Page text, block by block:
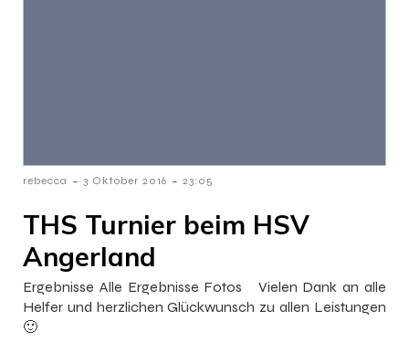
rebecca - 3 Oktober 2016 - 23:05
THS Turnier beim HSV
Angerland
Ergebnisse Alle Ergebnisse Fotos Vielen Dank an alle
Helfer und herzlichen Glückwunsch zu allen Leistungen
🙂